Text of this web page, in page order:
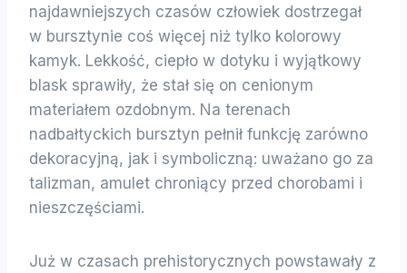
najdawniejszych czasów człowiek dostrzegał
w bursztynie coś więcej niż tylko kolorowy
kamyk. Lekkość, ciepło w dotyku i wyjątkowy
blask sprawiły, że stał się on cenionym
materiałem ozdobnym. Na terenach
nadbałtyckich bursztyn pełnił funkcję zarówno
dekoracyjną, jak i symboliczną: uważano go za
talizman, amulet chroniący przed chorobami i
nieszczęściami.
Już w czasach prehistorycznych powstawały z